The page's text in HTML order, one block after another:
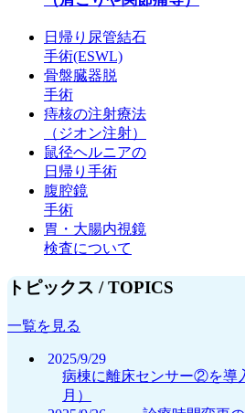
日帰り尿管結石
手術(ESWL)
骨盤臓器脱
手術
痔核の注射療法
（ジオン注射）
鼠径ヘルニアの
日帰り手術
腹腔鏡
手術
胃・大腸内視鏡
検査について
トピックス /TOPICS
一覧を見る
2025/9/29
病棟に離床センサー②を導
月）